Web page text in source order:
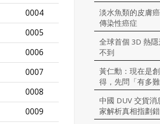
0004
0005
0006
0007
0008
0009
淡水魚類的皮膚
傳染性癌症
全球首個 3D 熱
不到
黃仁勳：現在是
得，先問「有多難
中國 DUV 交貨
家解析真相指劃